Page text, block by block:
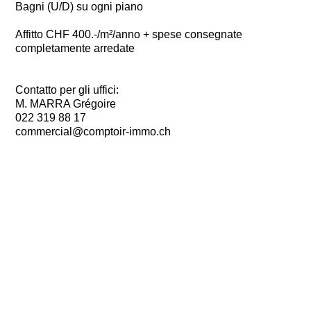
Bagni (U/D) su ogni piano
Affitto CHF 400.-/m²/anno + spese consegnate
completamente arredate
Contatto per gli uffici:
M. MARRA Grégoire
022 319 88 17
commercial@comptoir-immo.ch